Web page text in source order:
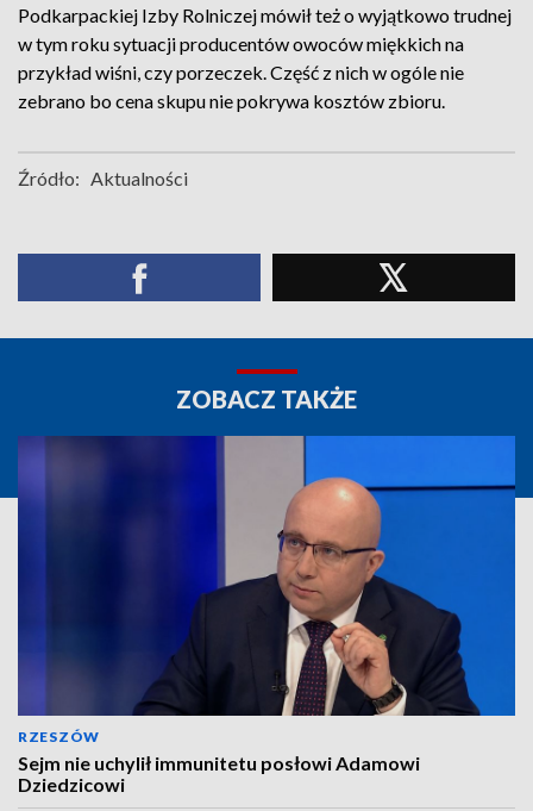
Podkarpackiej Izby Rolniczej mówił też o wyjątkowo trudnej
w tym roku sytuacji producentów owoców miękkich na
przykład wiśni, czy porzeczek. Część z nich w ogóle nie
zebrano bo cena skupu nie pokrywa kosztów zbioru.
Źródło: Aktualności
ZOBACZ TAKŻE
RZESZÓW
Sejm nie uchylił immunitetu posłowi Adamowi
Dziedzicowi